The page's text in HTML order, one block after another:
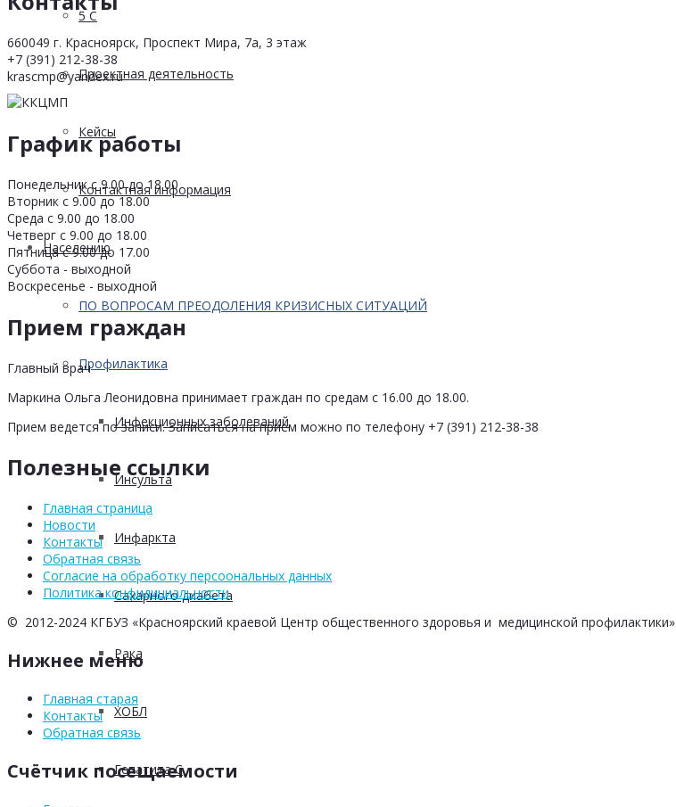
5 С
Проектная деятельность
Кейсы
Контактная информация
Населению
ПО ВОПРОСАМ ПРЕОДОЛЕНИЯ КРИЗИСНЫХ СИТУАЦИЙ
Профилактика
Инфекционных заболеваний
Инсульта
Инфаркта
Сахарного диабета
Рака
ХОБЛ
Гепатита С
660049 г. Красноярск, Проспект Мира, 7а, 3 этаж
+7 (391) 212-38-38
krascmp@yandex.ru
График работы
Понедельник с 9.00 до 18.00
Вторник с 9.00 до 18.00
Среда с 9.00 до 18.00
Четверг с 9.00 до 18.00
Пятница с 9.00 до 17.00
Суббота - выходной
Воскресенье - выходной
Прием граждан
Главный врач
Маркина Ольга Леонидовна принимает граждан по средам с 16.00 до 18.00.
Прием ведется по записи. Записаться на прием можно по телефону +7 (391) 212-38-38
Полезные ссылки
Главная страница
Новости
Контакты
Обратная связь
Согласие на обработку персоональных данных
Политика конфидициальности
© 2012-2024 КГБУЗ «Красноярский краевой Центр общественного здоровья и медицинской профилактики»
Нижнее меню
Главная старая
Контакты
Обратная связь
Счётчик посещаемости